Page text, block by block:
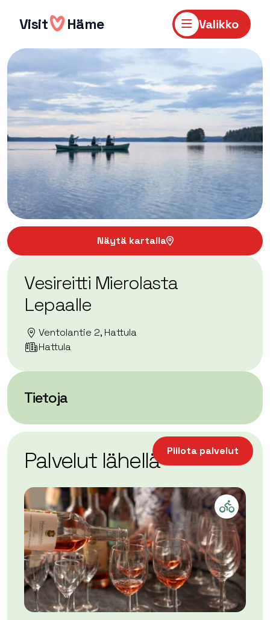
sisältöön
Visit Häme Valikko
Näytä kartalla
Vesireitti Mierolasta
Lepaalle
Ventolantie 2, Hattula
Hattula
Tietoja
−
Leaflet| ©OpenStreetMap
Piilota palvelut
Palvelut lähellä